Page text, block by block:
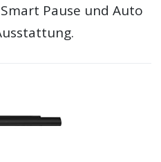
Pause und Auto